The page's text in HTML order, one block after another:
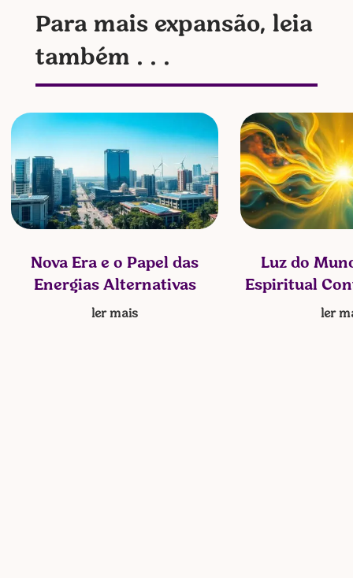
Para mais expansão, leia
também . . .
Nova Era e o Papel das
Energias Alternativas
ler mais
Luz do
Espiritual
ler